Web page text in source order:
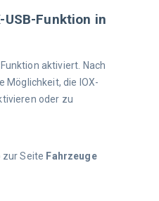
USB-Funktion in
aktiviert. Nach
Möglichkeit, die IOX-
oder zu
zur Seite Fahrzeuge